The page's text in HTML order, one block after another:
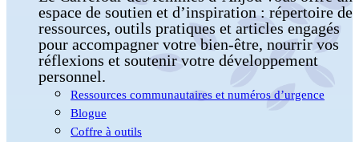
espace de soutien et d’inspiration : répertoire de
ressources, outils pratiques et articles engagés
pour accompagner votre bien-être, nourrir vos
réflexions et soutenir votre développement
personnel.
Ressources communautaires et numéros d’urgence
Blogue
Coffre à outils